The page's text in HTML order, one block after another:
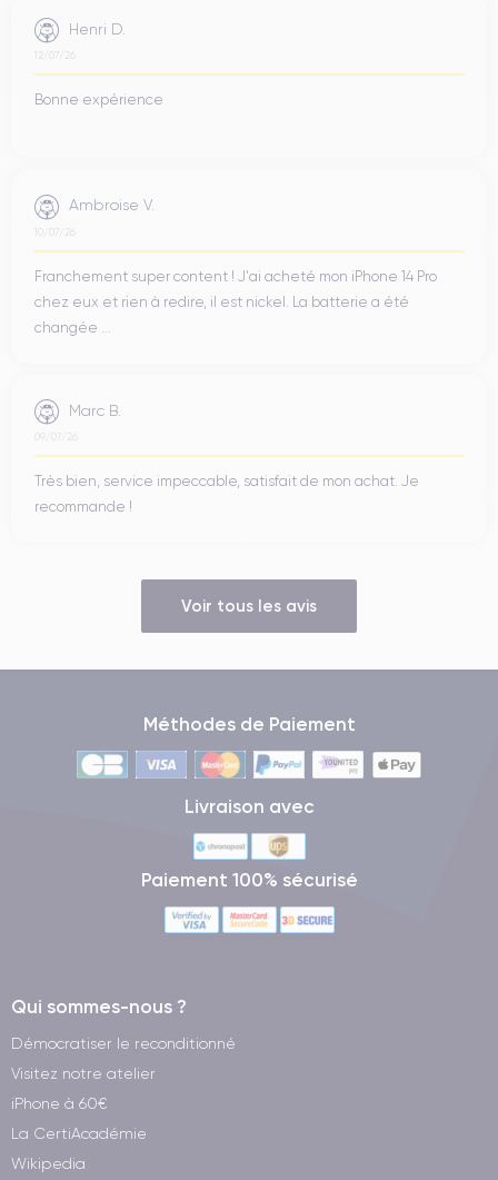
Henri D.
12/07/26
Bonne expérience
Ambroise V.
10/07/26
Franchement super content ! J'ai acheté mon iPhone 14 Pro
chez eux et rien à redire, il est nickel. La batterie a été
changée ...
Marc B.
09/07/26
Très bien, service impeccable, satisfait de mon achat. Je
recommande !
Voir tous les avis
Méthodes de Paiement
Livraison avec
Paiement 100% sécurisé
Qui sommes-nous ?
Démocratiser le reconditionné
Visitez notre atelier
iPhone à 60€
La CertiAcadémie
Wikipedia